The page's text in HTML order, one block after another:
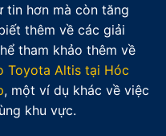
tin hơn mà còn tăng
thêm về các giải
tham khảo thêm về
Toyota Altis tại Hóc
, một ví dụ khác về việc
khu vực.